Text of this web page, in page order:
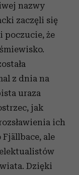
nazwy
zaczęli się
poczucie, że
z dnia na
uraza
jak
ich
ale
Dzięki